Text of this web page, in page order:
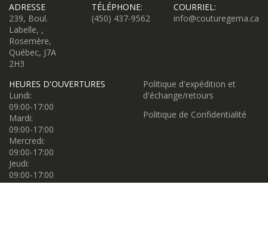
ADRESSE
239, Boul.
Labelle, ,
Rosemère,
Québec, J7A
2H3
TÉLÉPHONE:
(450) 437-9562
COURRIEL:
info@couturegema.ca
HEURES D'OUVERTURES
Lundi:
09:00-17:00
Mardi:
09:00-17:00
Mercredi:
09:00-17:00
Jeudi:
09:00-17:00
Vendredi:
Politique d'expédition et
d'échange/retours
Politique de Confidentialité